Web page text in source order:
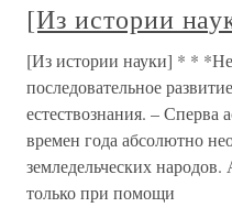
[Из истории
[Из истории науки] * *
последовательное
естествознания. – Сперва
времен года абсолютно
земледельческих
только при помощи